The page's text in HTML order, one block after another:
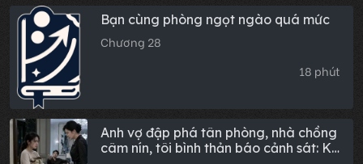
Bạn cùng phòng ngọt ngào quá mức
Chương 28
18 phút
Anh vợ đập phá tân phòng, nhà chồng
câm nín, tôi bình thản báo cảnh sát: Kẻ